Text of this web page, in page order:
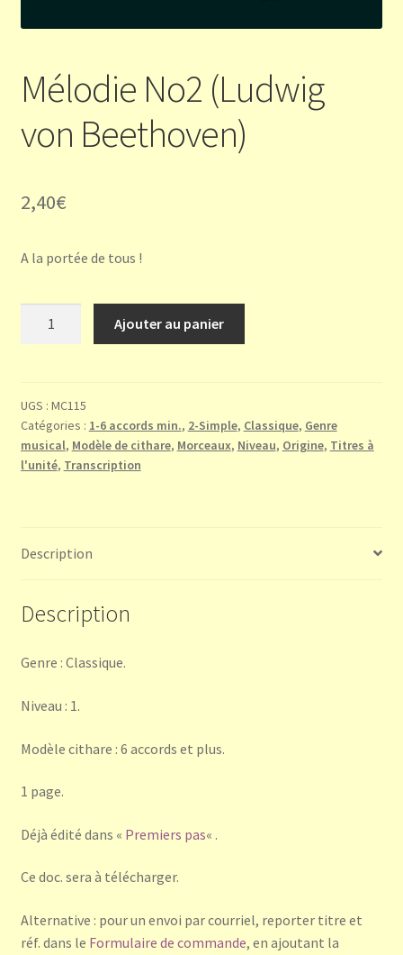
Mélodie No2 (Ludwig
von Beethoven)
2,40€
A la portée de tous !
(Ludwig
von
Beethoven)
Ajouter au panier
UGS : MC115
Catégories : 1-6 accords min., 2-Simple, Classique, Genre
musical, Modèle de cithare, Morceaux, Niveau, Origine, Titres à
l'unité, Transcription
Description
Description
Genre : Classique.
Niveau : 1.
Modèle cithare : 6 accords et plus.
1 page.
Déjà édité dans « Premiers pas« .
Ce doc. sera à télécharger.
Alternative : pour un envoi par courriel, reporter titre et
réf. dans le Formulaire de commande, en ajoutant la